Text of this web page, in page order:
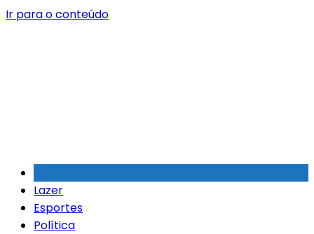
Ir para o conteúdo
Lazer
Esportes
Política